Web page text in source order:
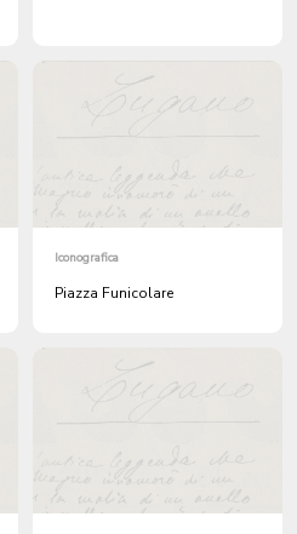
Iconografica
Piazza Funicolare